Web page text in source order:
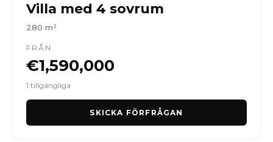
Villa med 4 sovrum
280 m²
FRÅN
€1,590,000
1 tillgängliga
SKICKA FÖRFRÅGAN